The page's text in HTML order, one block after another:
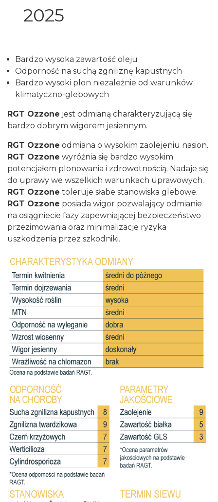
2025
Bardzo wysoka zawartość oleju
Odporność na suchą zgniliznę kapustnych
Bardzo wysoki plon niezależnie od warunków
klimatyczno-glebowych
RGT Ozzone jest odmianą charakteryzującą się
bardzo dobrym wigorem jesiennym.
RGT Ozzone odmiana o wysokim zaolejeniu nasion.
RGT Ozzone wyróżnia się bardzo wysokim
potencjałem plonowania i zdrowotnością. Nadaje się
do uprawy we wszelkich warunkach uprawowych.
RGT Ozzone toleruje słabe stanowiska glebowe.
RGT Ozzone posiada wigor pozwalający odmianie
na osiągniecie fazy zapewniającej bezpieczeństwo
przezimowania oraz minimalizacje ryzyka
uszkodzenia przez szkodniki.